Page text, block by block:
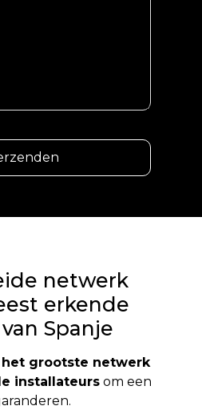
netwerk
erkende
Spanje
het grootste netwerk
installateurs om een